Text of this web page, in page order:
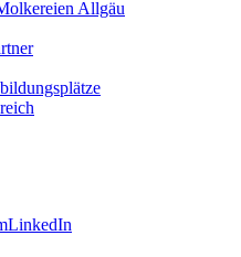
Allgäu
LinkedIn